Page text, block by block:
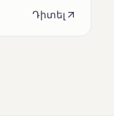
Դիտել